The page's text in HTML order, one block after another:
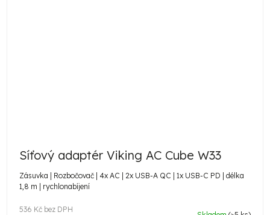
Síťový adaptér Viking AC Cube W33
Zásuvka | Rozbočovač | 4x AC | 2x USB-A QC | 1x USB-C PD | délka
1,8 m | rychlonabíjení
536 Kč bez DPH